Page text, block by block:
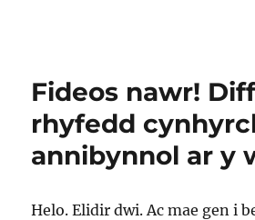
Fideos nawr!
rhyfedd
annibynnol ar y
Helo. Elidir dwi. Ac mae gen i